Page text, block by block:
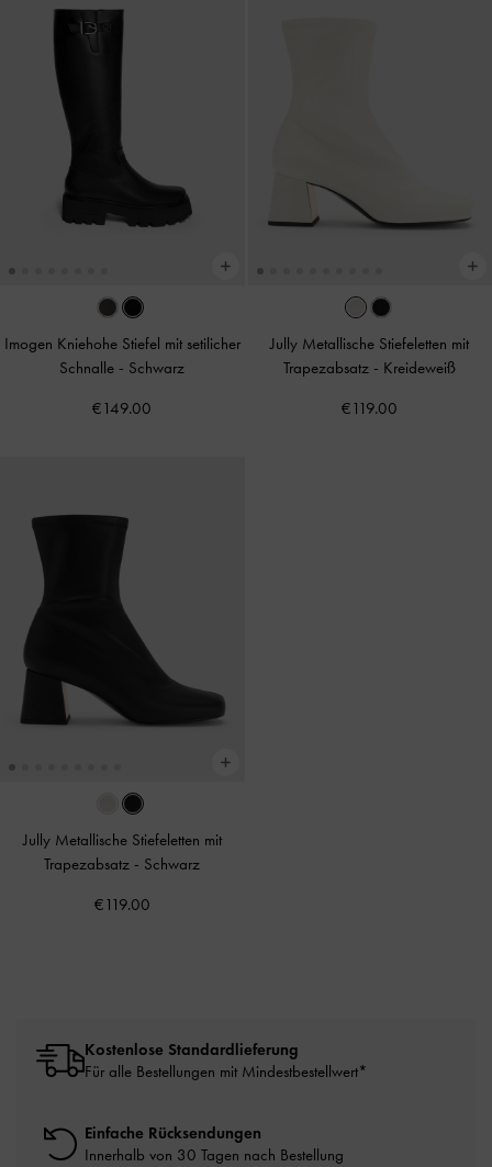
Imogen Kniehohe Stiefel mit setilicher
Schnalle - Schwarz
€149.00
Jully Metallische Stiefeletten mit
Trapezabsatz - Kreideweiß
€119.00
Jully Metallische Stiefeletten mit
Trapezabsatz - Schwarz
€119.00
Kostenlose Standardlieferung
Für alle Bestellungen mit Mindestbestellwert*
Einfache Rücksendungen
Innerhalb von 30 Tagen nach Bestellung